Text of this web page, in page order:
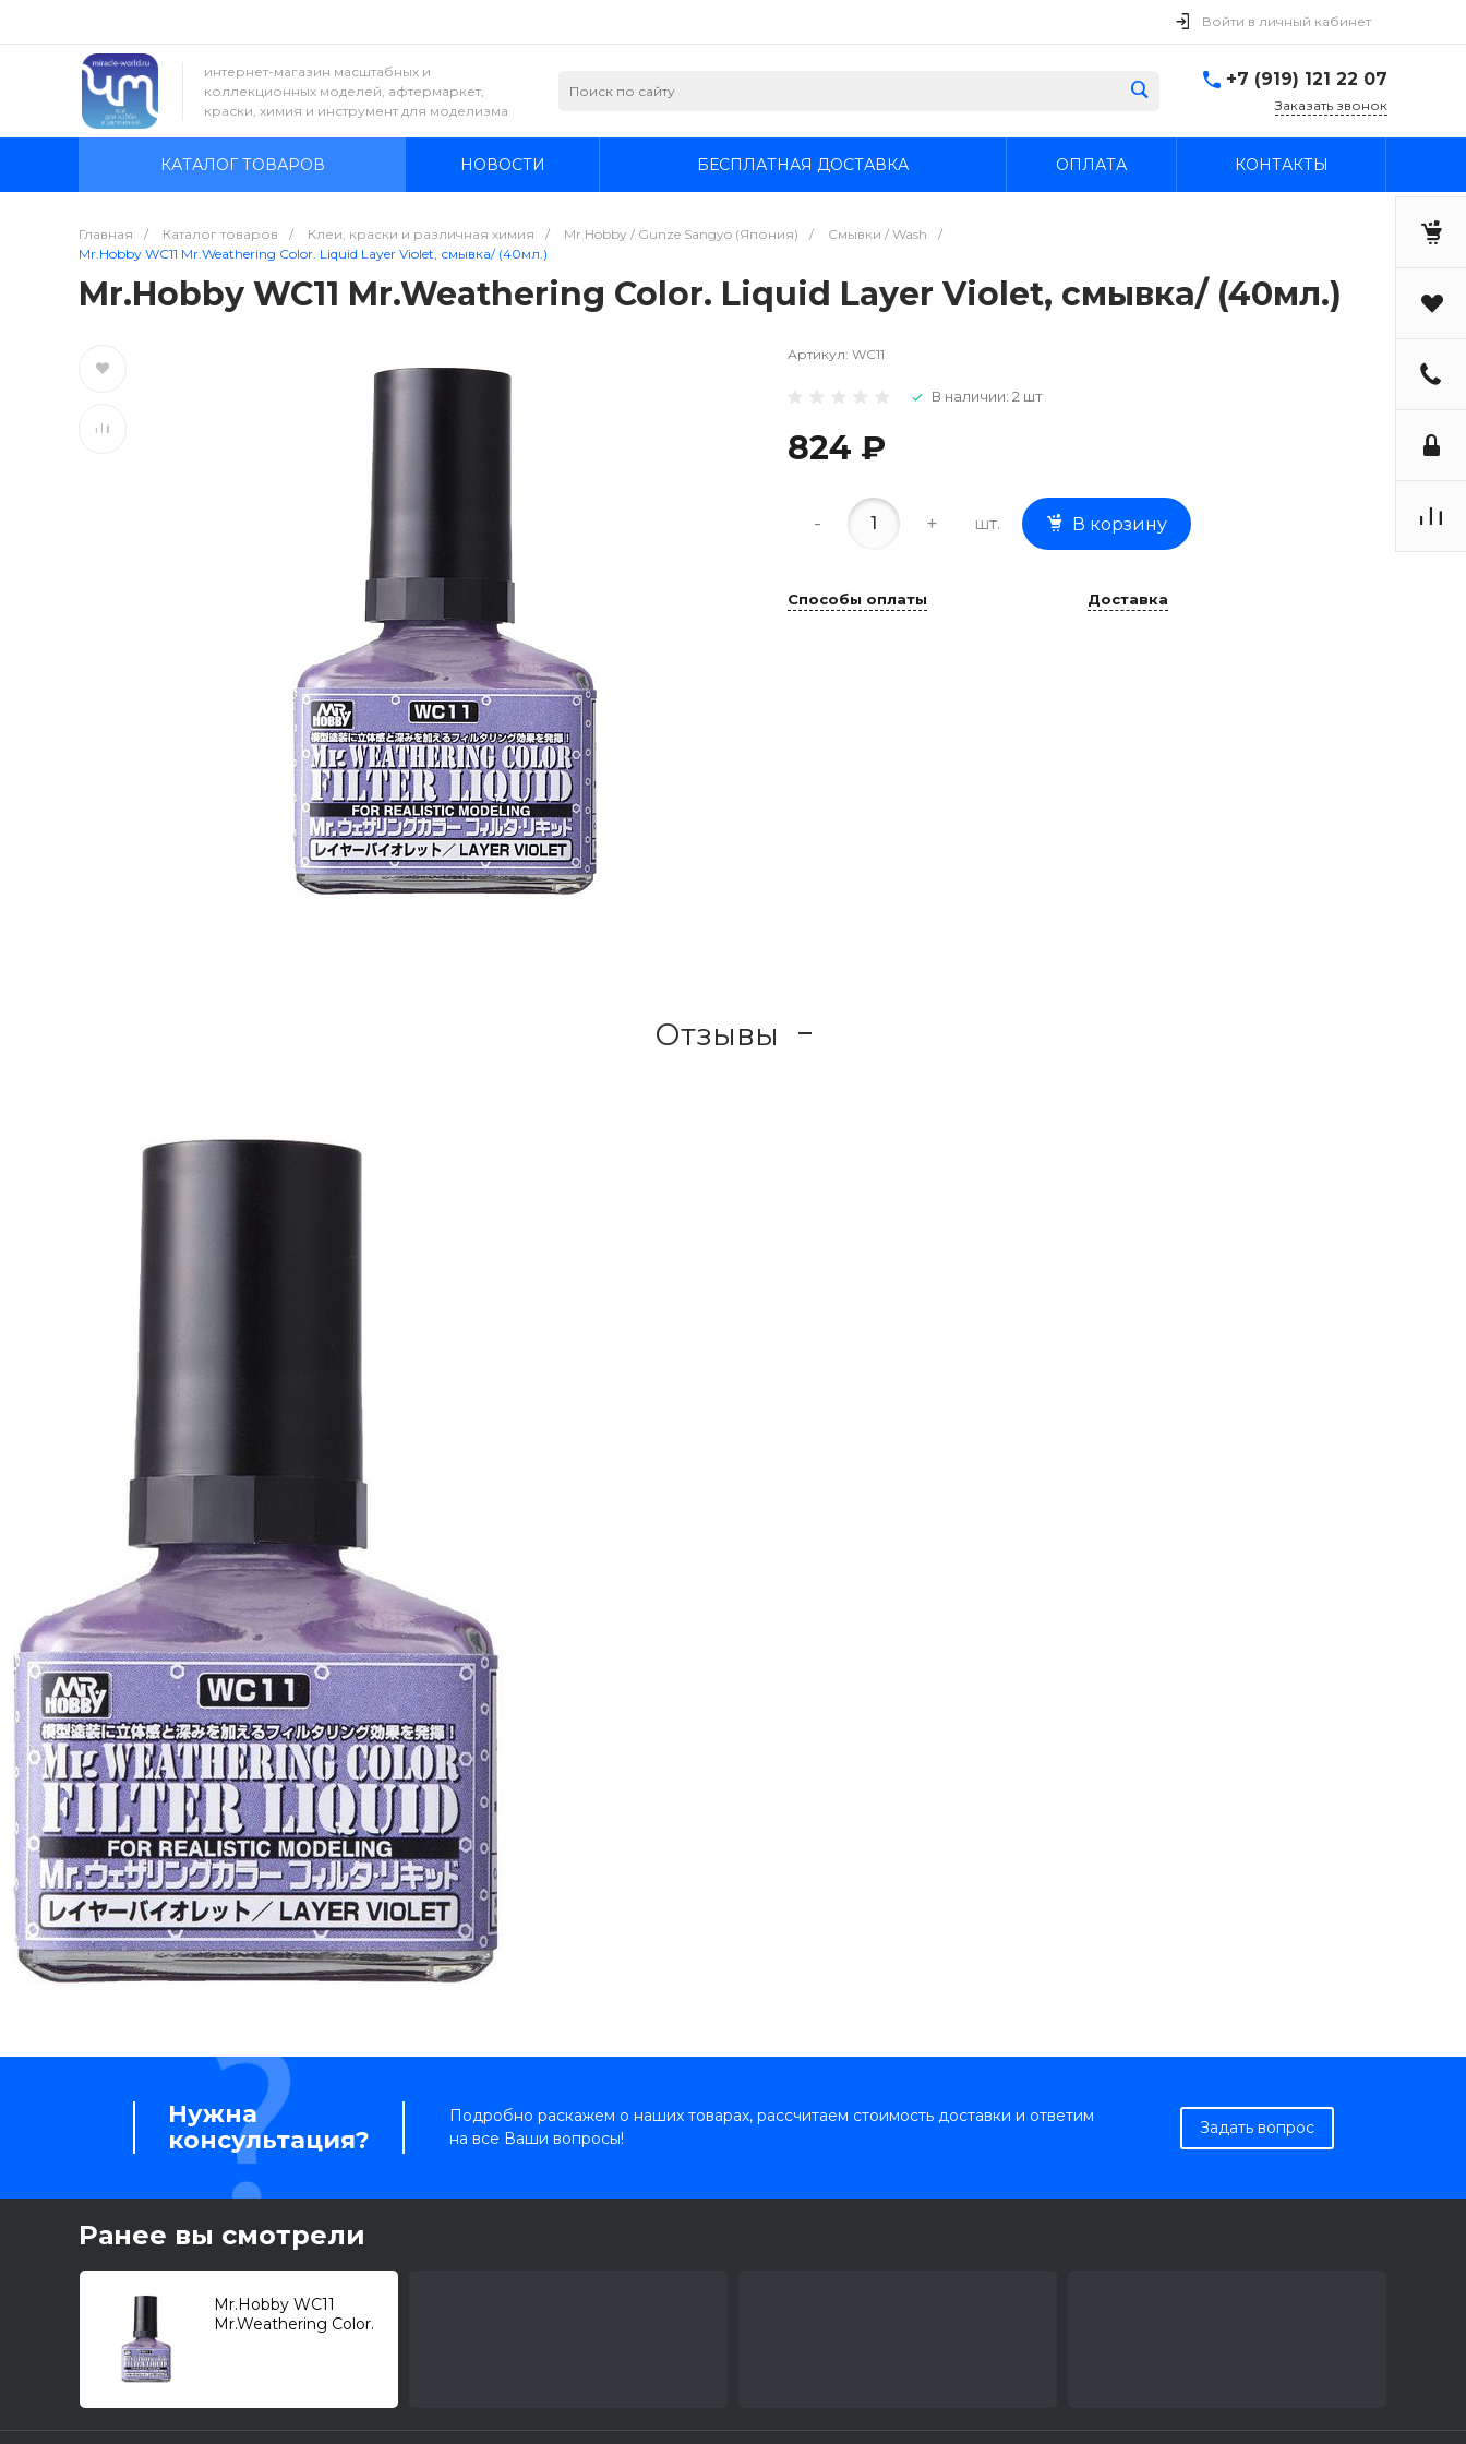
Войти в личный кабинет
интернет-магазин масштабных и
коллекционных моделей, афтермаркет,
краски, химия и инструмент для моделизма
+7 (919) 121 22 07
Заказать звонок
КАТАЛОГ ТОВАРОВ НОВОСТИ БЕСПЛАТНАЯ ДОСТАВКА ОПЛАТА КОНТАКТЫ
Главная / Каталог товаров / Клеи, краски и различная химия / Mr.Hobby / Gunze Sangyo (Япония) / Смывки / Wash
/
Mr.Hobby WC11 Mr.Weathering Color. Liquid Layer Violet, смывка/ (40мл.)
Mr.Hobby WC11 Mr.Weathering Color. Liquid Layer Violet, смывка/ (40мл.)
Артикул: WC11
В наличии: 2 шт
824 ₽
- + шт. В корзину
Способы оплаты Доставка
Отзывы
Нужна
консультация?
Подробно раскажем о наших товарах, рассчитаем стоимость доставки и ответим
на все Ваши вопросы!
Задать вопрос
Ранее вы смотрели
Mr.Hobby WC11
Mr.Weathering Color.